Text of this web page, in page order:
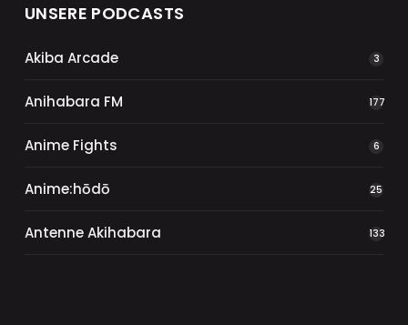
UNSERE PODCASTS
Akiba Arcade 3
Anihabara FM 177
Anime Fights 6
Anime:hōdō 25
Antenne Akihabara 133